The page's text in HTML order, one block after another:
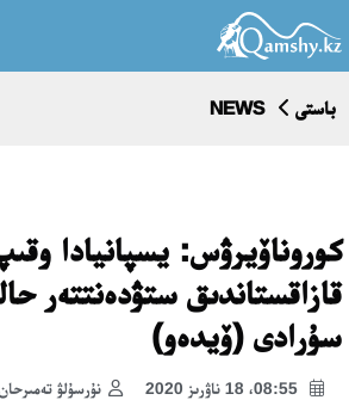
باستى NEWS
كوروناۆيرۋس: يسپانيادا
قازاقستاندىق ستۋدەنتتەر
سۇرادى (ۆيدەو)
نۇرسۇلۋ